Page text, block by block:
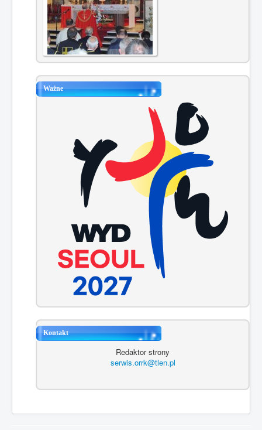
Ważne
Kontakt
Redaktor strony
serwis.orrk@tlen.pl